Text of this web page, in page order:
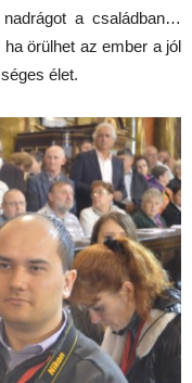
a családban…
örülhet az ember a jól
élet.